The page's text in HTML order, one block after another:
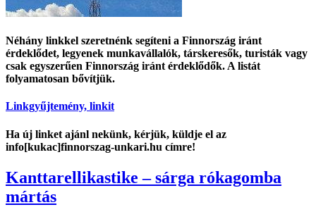
Néhány linkkel szeretnénk segíteni a Finnország iránt
érdeklődet, legyenek munkavállalók, társkeresők, turisták vagy
csak egyszerűen Finnország iránt érdeklődők. A listát
folyamatosan bővítjük.
Linkgyűjtemény, linkit
Ha új linket ajánl nekünk, kérjük, küldje el az
info[kukac]finnorszag-unkari.hu címre!
Kanttarellikastike – sárga rókagomba
mártás